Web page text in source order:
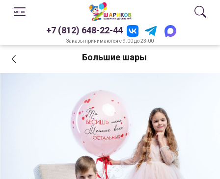
+7 (812) 648-22-44
Заказы принимаются с 9.00 до 23.00
Большие шары